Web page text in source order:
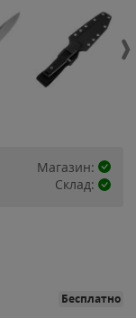
Магазин:
Склад:
Бесплатно